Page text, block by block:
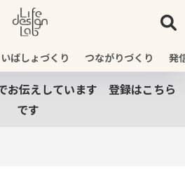
いばしょづくり つながりづくり 発
お伝えしています 登録はこちら
です